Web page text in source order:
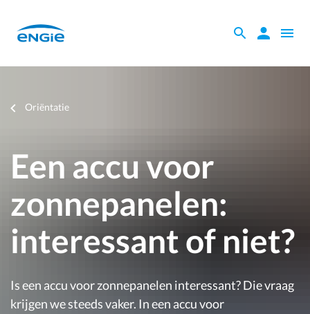
mainZoeken
de
Zoeken
Open
Je
Oriëntatie
Een accu voor
zonnepanelen:
interessant of niet?
Is een accu voor zonnepanelen interessant? Die vraag
krijgen we steeds vaker. In een accu voor